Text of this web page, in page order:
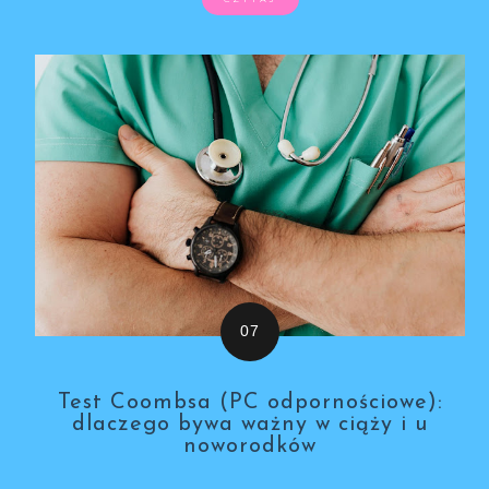
Test Coombsa (PC odpornościowe):
dlaczego bywa ważny w ciąży i u
noworodków